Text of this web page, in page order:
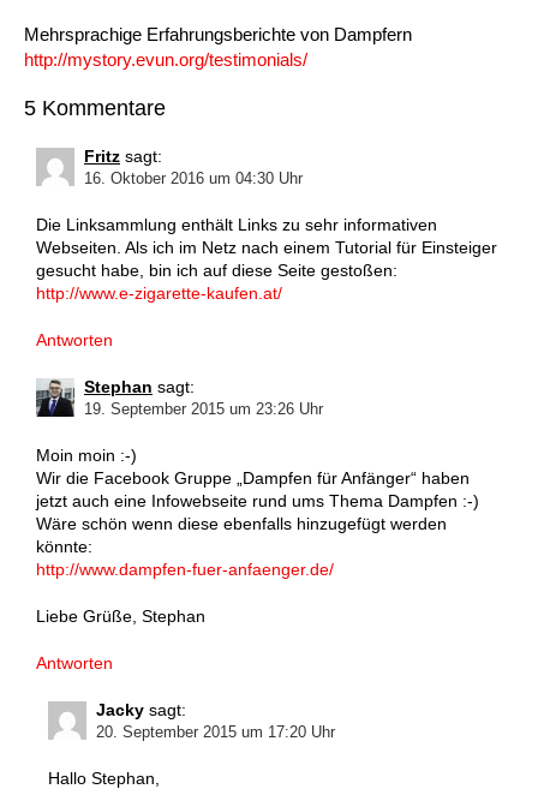
Mehrsprachige Erfahrungsberichte von Dampfern
http://mystory.evun.org/testimonials/
5 Kommentare
Fritz sagt:
16. Oktober 2016 um 04:30 Uhr
Die Linksammlung enthält Links zu sehr informativen
Webseiten. Als ich im Netz nach einem Tutorial für Einsteiger
gesucht habe, bin ich auf diese Seite gestoßen:
http://www.e-zigarette-kaufen.at/
Antworten
Stephan sagt:
19. September 2015 um 23:26 Uhr
Moin moin :-)
Wir die Facebook Gruppe „Dampfen für Anfänger“ haben
jetzt auch eine Infowebseite rund ums Thema Dampfen :-)
Wäre schön wenn diese ebenfalls hinzugefügt werden
könnte:
http://www.dampfen-fuer-anfaenger.de/
Liebe Grüße, Stephan
Antworten
Jacky sagt:
20. September 2015 um 17:20 Uhr
Hallo Stephan,